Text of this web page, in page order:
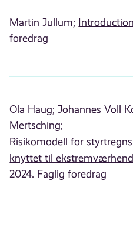
Martin Jullum;
foredrag
Ola Haug; Johannes Voll
Mertsching;
Risikomodell for
knyttet til
2024. Faglig foredrag